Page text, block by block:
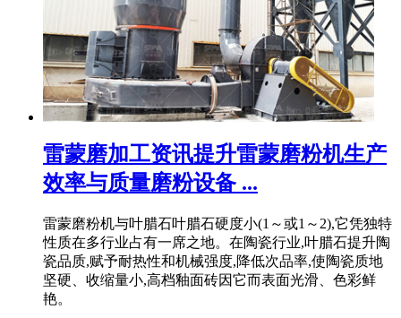
雷蒙磨加工资讯提升雷蒙磨粉机生产
效率与质量磨粉设备 ...
雷蒙磨粉机与叶腊石叶腊石硬度小(1～或1～2),它凭独特
性质在多行业占有一席之地。在陶瓷行业,叶腊石提升陶
瓷品质,赋予耐热性和机械强度,降低次品率,使陶瓷质地
坚硬、收缩量小,高档釉面砖因它而表面光滑、色彩鲜
艳。